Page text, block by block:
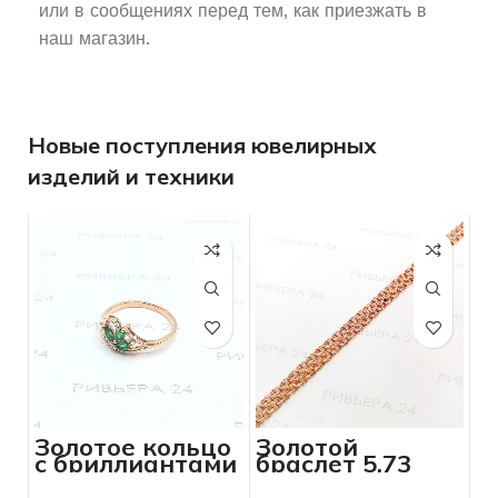
или в сообщениях перед тем, как приезжать в
наш магазин.
Новые поступления ювелирных
изделий и техники
Золотое кольцо
с бриллиантами
и изумрудами
Золотой
браслет 5,73
грамма 18 см